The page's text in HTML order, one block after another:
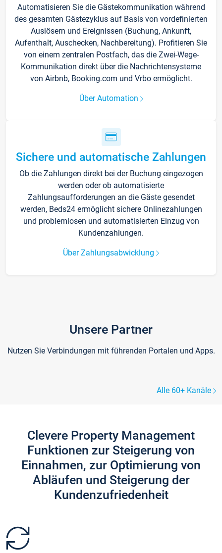
Automatisieren Sie die Gästekommunikation während
des gesamten Gästezyklus auf Basis von vordefinierten
Auslösern und Ereignissen (Buchung, Ankunft,
Aufenthalt, Auschecken, Nachbereitung). Profitieren Sie
von einem zentralen Postfach, das die Zwei-Wege-
Kommunikation direkt über die Nachrichtensysteme
von Airbnb, Booking.com und Vrbo ermöglicht.
Über Automation
Sichere und automatische Zahlungen
Ob die Zahlungen direkt bei der Buchung eingezogen
werden oder ob automatisierte
Zahlungsaufforderungen an die Gäste gesendet
werden, Beds24 ermöglicht sichere Onlinezahlungen
und problemlosen und automatisierten Einzug von
Kundenzahlungen.
Über Zahlungsabwicklung
Unsere Partner
Nutzen Sie Verbindungen mit führenden Portalen und Apps.
Alle 60+ Kanäle
Clevere Property Management
Funktionen zur Steigerung von
Einnahmen, zur Optimierung von
Abläufen und Steigerung der
Kundenzufriedenheit